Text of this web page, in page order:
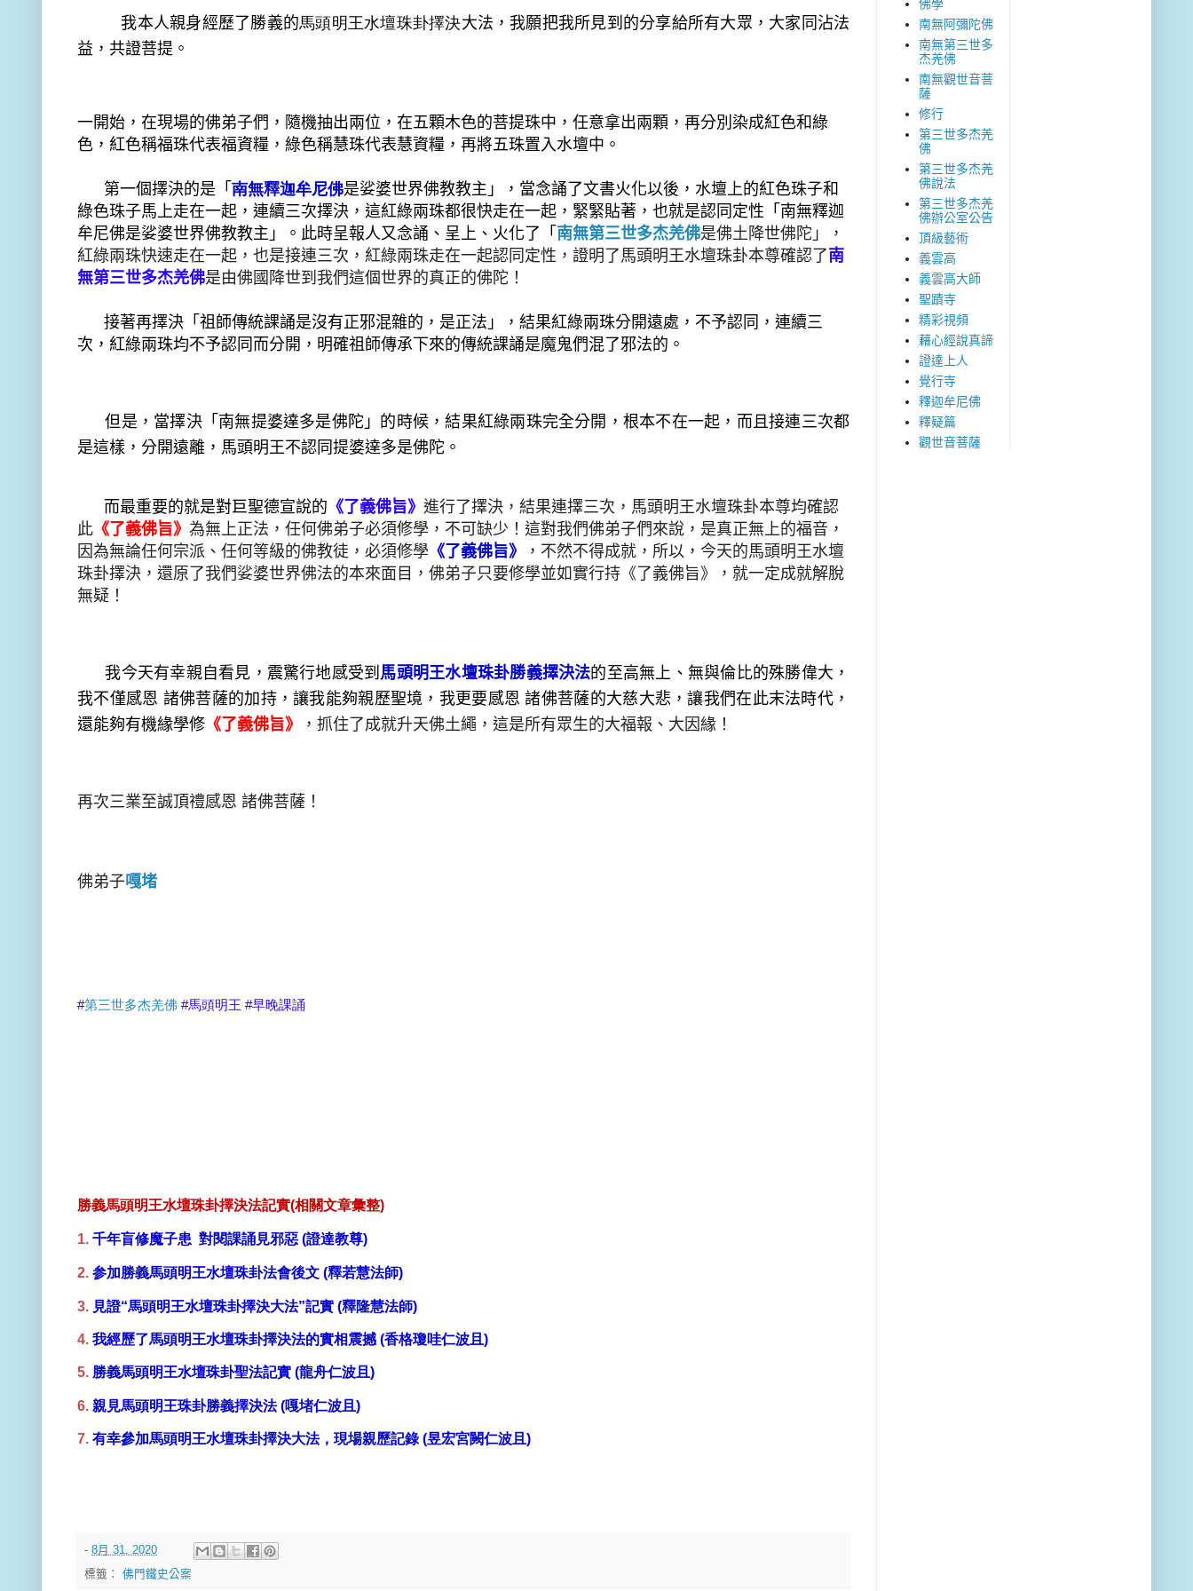
我本人親身經歷了勝義的馬頭明王水壇珠卦擇決大法，我願把我所見到的分享給所有大眾，大家同沾法
益，共證菩提。
一開始，在現場的佛弟子們，隨機抽出兩位，在五顆木色的菩提珠中，任意拿出兩顆，再分別染成紅色和綠
色，紅色稱福珠代表福資糧，綠色稱慧珠代表慧資糧，再將五珠置入水壇中。
第一個擇決的是「 南無釋迦牟尼佛是娑婆世界佛教教主」，當念誦了文書火化以後，水壇上的紅色珠子和
綠色珠子馬上走在一起，連續三次擇決，這紅綠兩珠都很快走在一起，緊緊貼著，也就是認同定性「南無釋迦
牟尼佛是娑婆世界佛教教主」。此時呈報人又念誦、呈上、火化了「 南無第三世多杰羌佛是佛土降世佛陀」，
紅綠兩珠快速走在一起，也是接連三次，紅綠兩珠走在一起認同定性，證明了馬頭明王水壇珠卦本尊確認了南
無第三世多杰羌佛是由佛國降世到我們這個世界的真正的佛陀！
接著再擇決「祖師傳統課誦是沒有正邪混雜的，是正法」，結果紅綠兩珠分開遠處，不予認同，連續三
次，紅綠兩珠均不予認同而分開，明確祖師傳承下來的傳統課誦是魔鬼們混了邪法的。
但是，當擇決「南無提婆達多是佛陀」的時候，結果紅綠兩珠完全分開，根本不在一起，而且接連三次都
是這樣，分開遠離，馬頭明王不認同提婆達多是佛陀。
而最重要的就是對巨聖德宣說的 《了義佛旨》 進行了擇決，結果連擇三次，馬頭明王水壇珠卦本尊均確認
此 《了義佛旨》 為無上正法，任何佛弟子必須修學，不可缺少！這對我們佛弟子們來說，是真正無上的福音，
因為無論任何宗派、任何等級的佛教徒，必須修學 《了義佛旨》
，不然不得成就，所以，今天的馬頭明王水壇
珠卦擇決，還原了我們娑婆世界佛法的本來面目，佛弟子只要修學並如實行持《了義佛旨》，就一定成就解脫
無疑！
我今天有幸親自看見，震驚行地感受到 馬頭明王水壇珠卦勝義擇決法的至高無上、無與倫比的殊勝偉大，
我不僅感恩 諸佛菩薩的加持，讓我能夠親歷聖境，我更要感恩 諸佛菩薩的大慈大悲，讓我們在此末法時代，
還能夠有機緣學修 《了義佛旨》 ，抓住了成就升天佛土繩，這是所有眾生的大福報、大因緣！
再次三業至誠頂禮感恩 諸佛菩薩！
佛弟子嘎堵
#第三世多杰羌佛 #馬頭明王 #早晚課誦
勝義馬頭明王水壇珠卦擇決法記實(相關文章彙整)
1. 千年盲修魔子患 對閱課誦見邪惡 (證達教尊)
2. 参加勝義馬頭明王水壇珠卦法會後文 (釋若慧法師)
3. 見證“馬頭明王水壇珠卦擇決大法”記實 (釋隆慧法師)
4. 我經歷了馬頭明王水壇珠卦擇決法的實相震撼 (香格瓊哇仁波且)
5. 勝義馬頭明王水壇珠卦聖法記實 (龍舟仁波且)
6. 親見馬頭明王珠卦勝義擇決法(嘎堵仁波且)
7. 有幸參加馬頭明王水壇珠卦擇決大法，現場親歷記錄(昱宏宮闕仁波且)
- 8月 31, 2020
標籤： 佛門鐵史公案
佛學
南無阿彌陀佛
南無第三世多
杰羌佛
南無觀世音菩
薩
修行
第三世多杰羌
佛
第三世多杰羌
佛說法
第三世多杰羌
佛辦公室公告
頂級藝術
義雲高
義雲高大師
聖蹟寺
精彩視頻
藉心經說真諦
證達上人
覺行寺
釋迦牟尼佛
釋疑篇
觀世音菩薩